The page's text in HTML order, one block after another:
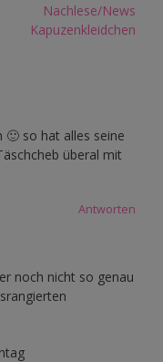
Nachlese/News
Kapuzenkleidchen
🙂 so hat alles seine
überal mit
Antworten
noch nicht so genau